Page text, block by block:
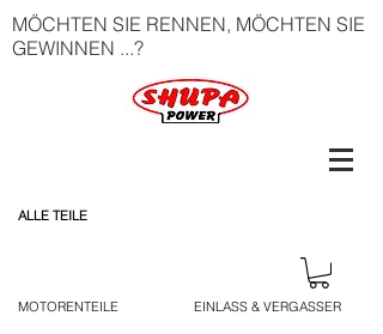
MÖCHTEN SIE RENNEN, MÖCHTEN SIE
GEWINNEN ...?
ALLE TEILE
MOTORENTEILE EINLASS & VERGASSER